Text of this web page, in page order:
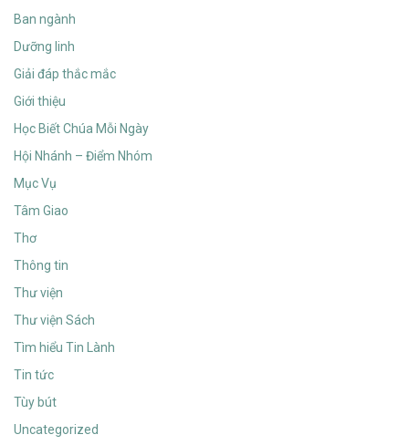
Ban ngành
Dưỡng linh
Giải đáp thắc mắc
Giới thiệu
Học Biết Chúa Mỗi Ngày
Hội Nhánh – Điểm Nhóm
Mục Vụ
Tâm Giao
Thơ
Thông tin
Thư viện
Thư viện Sách
Tìm hiểu Tin Lành
Tin tức
Tùy bút
Uncategorized